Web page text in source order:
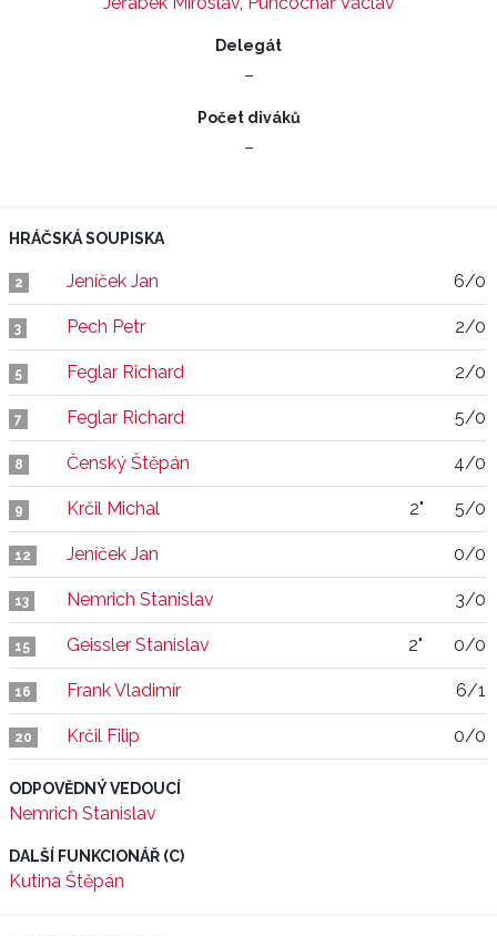
Delegát
–
Počet diváků
–
HRÁČSKÁ SOUPISKA
2 Jeníček Jan 6/0
3 Pech Petr 2/0
5 Feglar Richard 2/0
7 Feglar Richard 5/0
8 Čenský Štěpán 4/0
9 Krčil Michal 2" 5/0
12 Jeníček Jan 0/0
13 Nemrich Stanislav 3/0
15 Geissler Stanislav 2" 0/0
16 Frank Vladimír 6/1
20 Krčil Filip 0/0
ODPOVĚDNÝ VEDOUCÍ
Nemrich Stanislav
DALŠÍ FUNKCIONÁŘ (C)
Kutina Štěpán